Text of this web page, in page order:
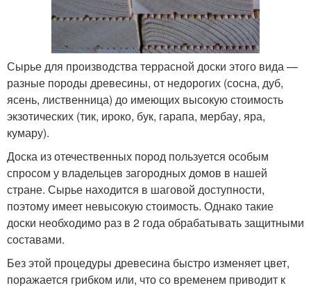
Сырье для производства террасной доски этого вида —
разные породы древесины, от недорогих (сосна, дуб,
ясень, лиственница) до имеющих высокую стоимость
экзотических (тик, ироко, бук, гарапа, мербау, яра,
кумару).
Доска из отечественных пород пользуется особым
спросом у владельцев загородных домов в нашей
стране. Сырье находится в шаговой доступности,
поэтому имеет невысокую стоимость. Однако такие
доски необходимо раз в 2 года обрабатывать защитными
составами.
Без этой процедуры древесина быстро изменяет цвет,
поражается грибком или, что со временем приводит к